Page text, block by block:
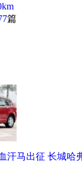
热帖
国庆版提车作业
车提车+汽车贴膜
种作业
精英自动档，
精英自动档，
预定直接提 超级
卖废铁都贵三块
篇
汗马出征 长城哈